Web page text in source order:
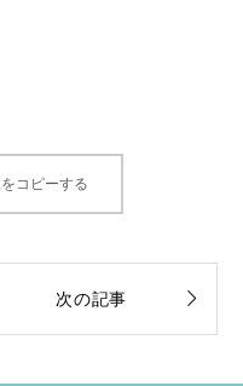
コピーする
次の記事 